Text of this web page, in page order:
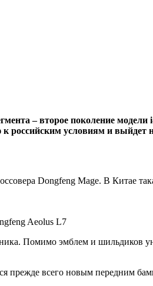
– второе поколение
российским условиям и выйдет
Dongfeng Mage. В Китае
Aeolus L7
Помимо эмблем и
прежде всего новым передним